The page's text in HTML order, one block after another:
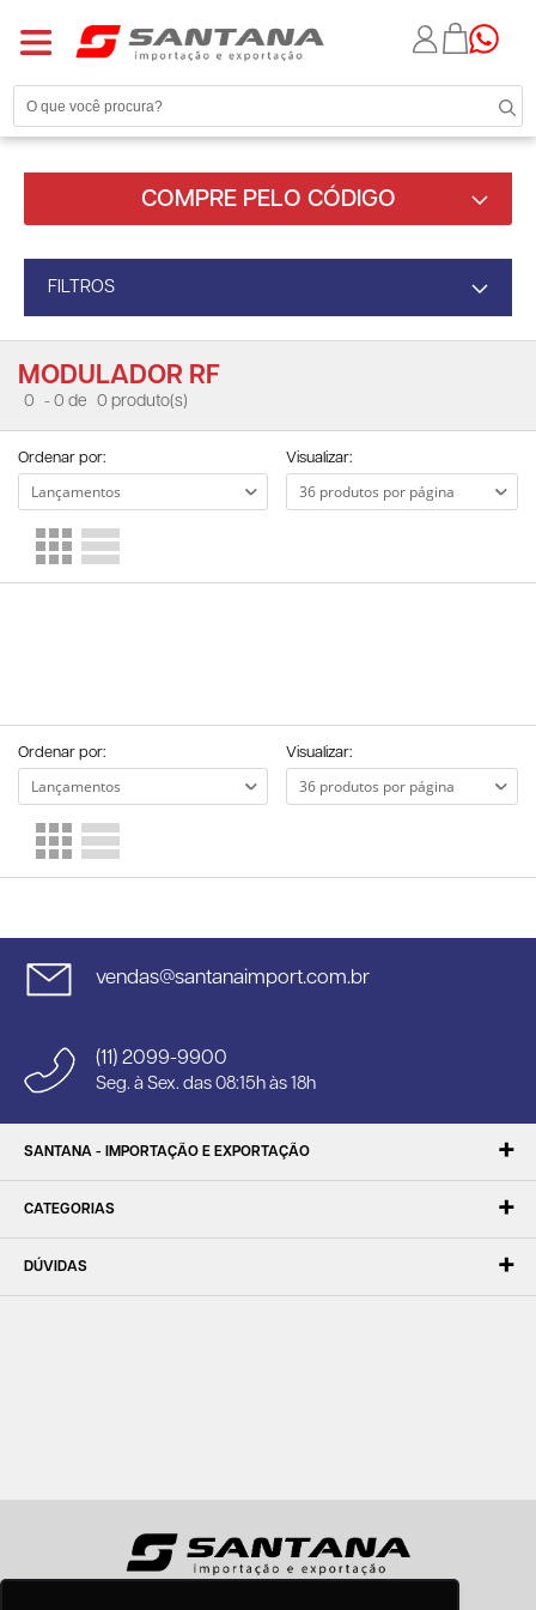
COMPRE PELO CÓDIGO
FILTROS
MODULADOR RF
0 - 0 de 0 produto(s)
Ordenar por: Visualizar:
Ordenar por: Visualizar:
vendas@santanaimport.com.br
(11) 2099-9900
Seg. à Sex. das 08:15h às 18h
SANTANA - IMPORTAÇÃO E EXPORTAÇÃO
CATEGORIAS
DÚVIDAS